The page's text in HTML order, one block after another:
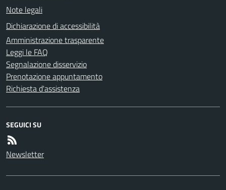
Note legali
Dichiarazione di accessibilità
Amministrazione trasparente
Leggi le FAQ
Segnalazione disservizio
Prenotazione appuntamento
Richiesta d'assistenza
SEGUICI SU
Newsletter